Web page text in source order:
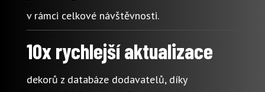
v rámci celkové návštěvnosti.
10x rychlejší aktualizace
dekorů z databáze dodavatelů, díky